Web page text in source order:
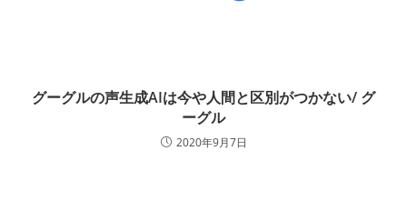
グーグルの声生成AIは今や人間と区別がつかない/ グ
ーグル
2020年9月7日